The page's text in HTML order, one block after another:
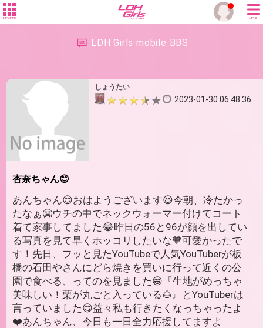
MEMBER MENU
LDH Girls mobile BBS
しょうたい
2023-01-30 06:48:36
杏奈ちゃん😊
あんちゃん😊おはようございます😃今朝、冷たかっ
たなぁ🥶ウチの中でネックウォーマー付けてコート
着て家事してました😂昨日の56と96が顔を出してい
る写真を見て早くホッコリしたいな🧡可愛かったで
す！先日、フッと見たYouTubeで人気YouTuberが板
橋の石田やさんにどら焼きを買いに行って近くの公
園で食べる、ってのを見ました😁『生地がめっちゃ
美味しい！栗が丸ごと入っている🌰』とYouTuberは
言っていました😋益々私も行きたくなっちゃったよ
❤️あんちゃん、今日も一日全力応援してますよ